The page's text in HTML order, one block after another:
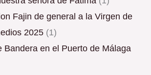
2025 (1)
Bandera en el Puerto de Málaga